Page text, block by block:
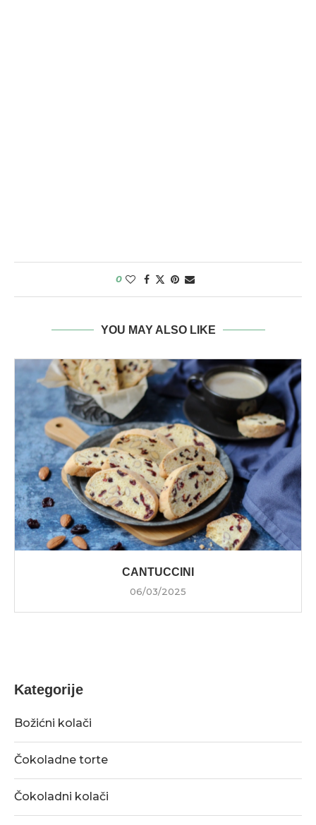
0
YOU MAY ALSO LIKE
CANTUCCINI
06/03/2025
Kategorije
Božićni kolači
Čokoladne torte
Čokoladni kolači